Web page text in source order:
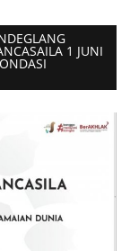
1 JUNI